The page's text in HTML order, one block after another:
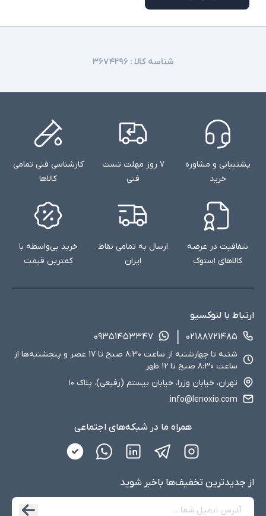
شناسه کالا :۳۶۷۴۲۹۶
پشتیبانی و مشاوره
خرید
۷ روز مهلت تست
فنی
کارشناسی فنی تمامی
کالاها
شفافیت در عرضه
کالاهای استوک
ارسال به تمامی نقاط
ایران
خرید بی‌واسطه با
کمترین قیمت
ارتباط با لنوکسیو
۰۲۱۸۸۷۲۱۴۸۵
۰۹۳۵۱۴۵۳۳۴۷
شنبه تا چهارشنبه از ساعت ۸:۳۰ صبح تا ۱۷ عصر و پنجشنبه‌ها از
ساعت ۸:۳۰ صبح تا ۱۲ ظهر
تهران، خیابان وزرا، خیابان بیستم (رفیعی)، پلاک ۱۰
info@lenoxio.com
همراه ما در شبکه‌های اجتماعی
از جدید‌ترین تخفیف‌ها با‌خبر شوید